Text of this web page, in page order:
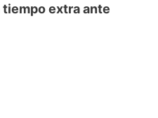
extra ante